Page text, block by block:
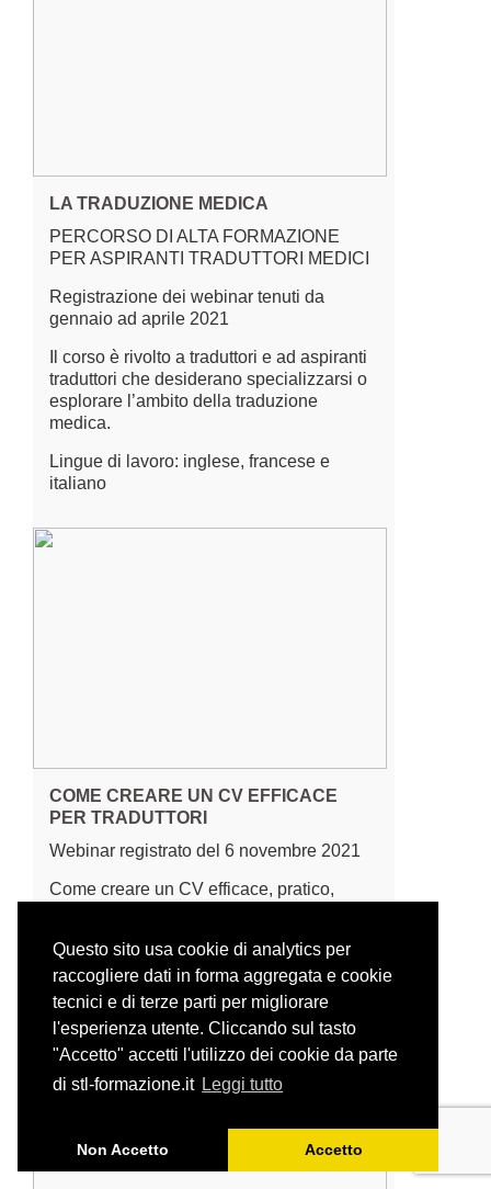
Questo sito usa cookie di analytics per
raccogliere dati in forma aggregata e cookie
tecnici e di terze parti per migliorare
l'esperienza utente. Cliccando sul tasto
"Accetto" accetti l'utilizzo dei cookie da parte
di stl-formazione.it Leggi tutto
Non Accetto Accetto
LA TRADUZIONE MEDICA
PERCORSO DI ALTA FORMAZIONE
PER ASPIRANTI TRADUTTORI MEDICI
Registrazione dei webinar tenuti da
gennaio ad aprile 2021
Il corso è rivolto a traduttori e ad aspiranti
traduttori che desiderano specializzarsi o
esplorare l’ambito della traduzione
medica.
Lingue di lavoro: inglese, francese e
italiano
COME CREARE UN CV EFFICACE
PER TRADUTTORI
Webinar registrato del 6 novembre 2021
Come creare un CV efficace, pratico,